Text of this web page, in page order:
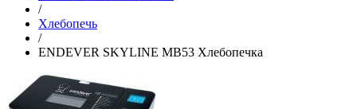
/
Хлебопечь
/
ENDEVER SKYLINE MB53 Хлебопечка